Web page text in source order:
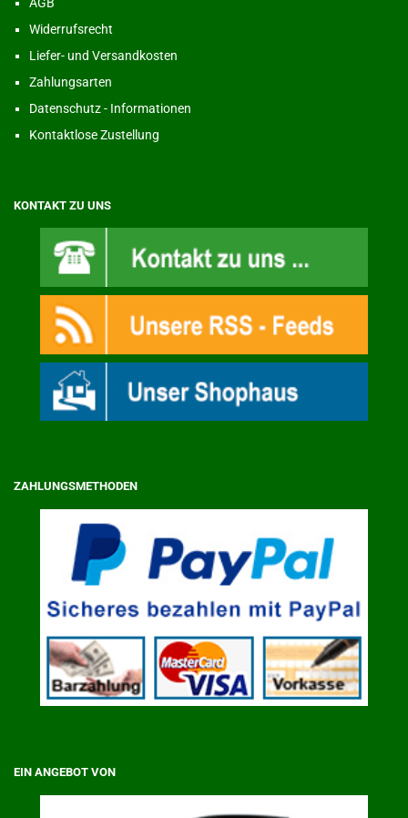
Widerrufsrecht
Liefer- und Versandkosten
Zahlungsarten
Datenschutz - Informationen
Kontaktlose Zustellung
KONTAKT ZU UNS
ZAHLUNGSMETHODEN
EIN ANGEBOT VON